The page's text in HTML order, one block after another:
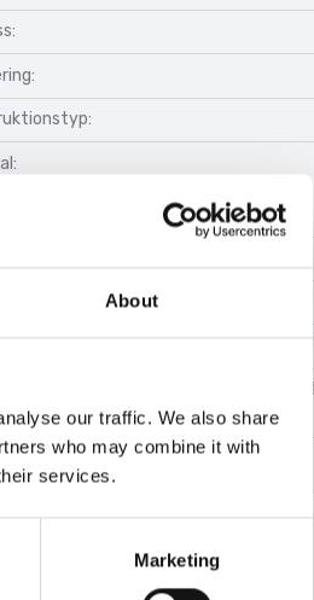
About
our traffic. We also share
who may combine it with
services.
Marketing